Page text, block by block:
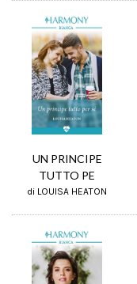
UN PRINCIPE
TUTTO PE
di LOUISA HEATON